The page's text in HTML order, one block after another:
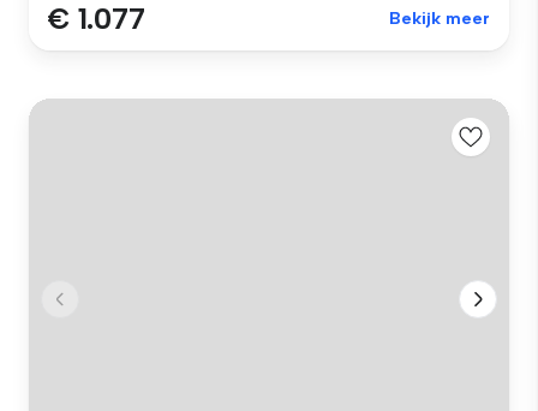
€ 1.077 Bekijk meer